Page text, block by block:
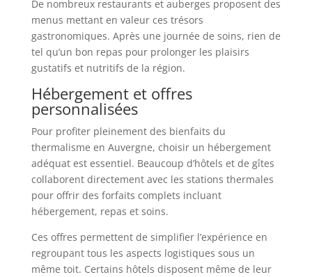
De nombreux restaurants et auberges proposent des
menus mettant en valeur ces trésors
gastronomiques. Après une journée de soins, rien de
tel qu’un bon repas pour prolonger les plaisirs
gustatifs et nutritifs de la région.
Hébergement et offres
personnalisées
Pour profiter pleinement des bienfaits du
thermalisme en Auvergne, choisir un hébergement
adéquat est essentiel. Beaucoup d’hôtels et de gîtes
collaborent directement avec les stations thermales
pour offrir des forfaits complets incluant
hébergement, repas et soins.
Ces offres permettent de simplifier l’expérience en
regroupant tous les aspects logistiques sous un
même toit. Certains hôtels disposent même de leur